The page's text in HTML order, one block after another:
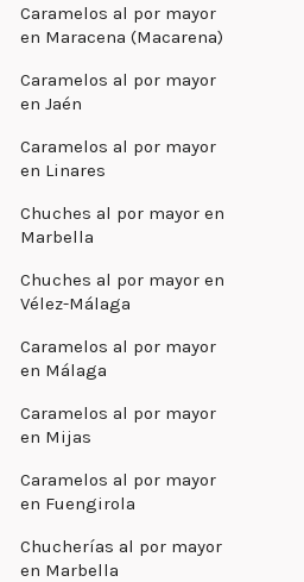
Caramelos al por mayor
en Maracena (Macarena)
Caramelos al por mayor
en Jaén
Caramelos al por mayor
en Linares
Chuches al por mayor en
Marbella
Chuches al por mayor en
Vélez-Málaga
Caramelos al por mayor
en Málaga
Caramelos al por mayor
en Mijas
Caramelos al por mayor
en Fuengirola
Chucherías al por mayor
en Marbella